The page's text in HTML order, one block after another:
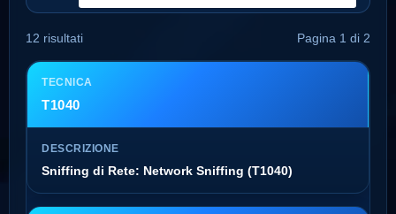
12 risultati Pagina 1 di 2
T1040
Sniffing di Rete: Network Sniffing (T1040)